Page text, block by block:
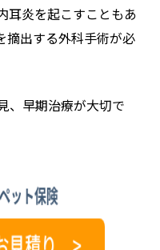
耳炎を起こすこともあ
摘出する外科手術が必
、早期治療が大切で